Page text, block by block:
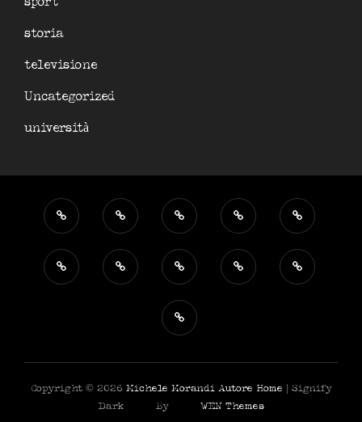
storia
televisione
Uncategorized
università
Copyright © 2026 Michele Morandi Autore Home
Signify
Dark By WEN Themes